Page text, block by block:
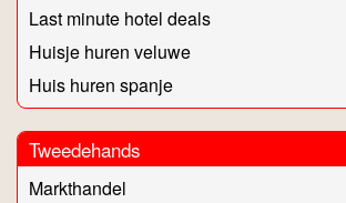
Last minute hotel deals
Huisje huren veluwe
Huis huren spanje
Tweedehands
Markthandel